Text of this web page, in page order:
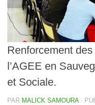
Renforcement
l’AGEE en
et Sociale.
PAR MALICK SAMOURA ·